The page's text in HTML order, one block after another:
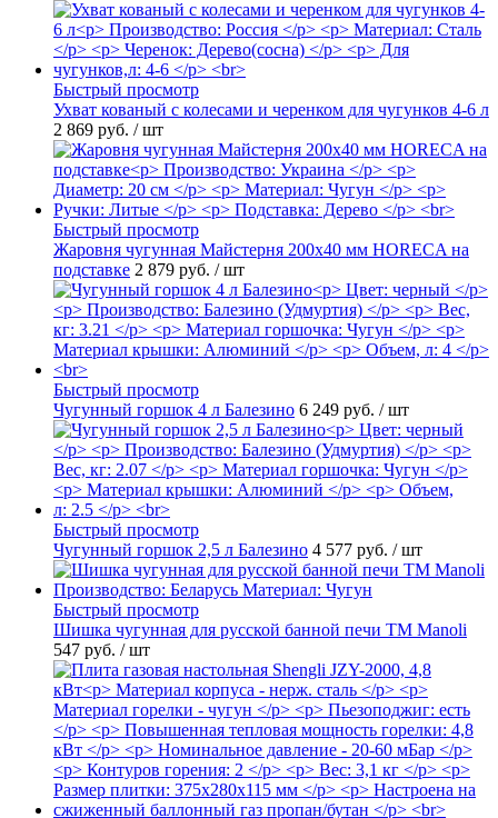
Быстрый просмотр
Ухват кованый с колесами и черенком для чугунков 4-6 л
2 869 руб. / шт
Быстрый просмотр
Жаровня чугунная Майстерня 200х40 мм HORECA на
подставке 2 879 руб. / шт
Быстрый просмотр
Чугунный горшок 4 л Балезино 6 249 руб. / шт
Быстрый просмотр
Чугунный горшок 2,5 л Балезино 4 577 руб. / шт
Быстрый просмотр
Шишка чугунная для русской банной печи ТМ Manoli
547 руб. / шт